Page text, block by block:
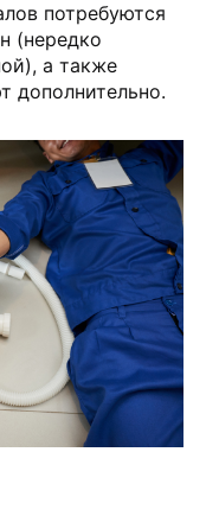
потребуются
(нередко
а также
дополнительно.